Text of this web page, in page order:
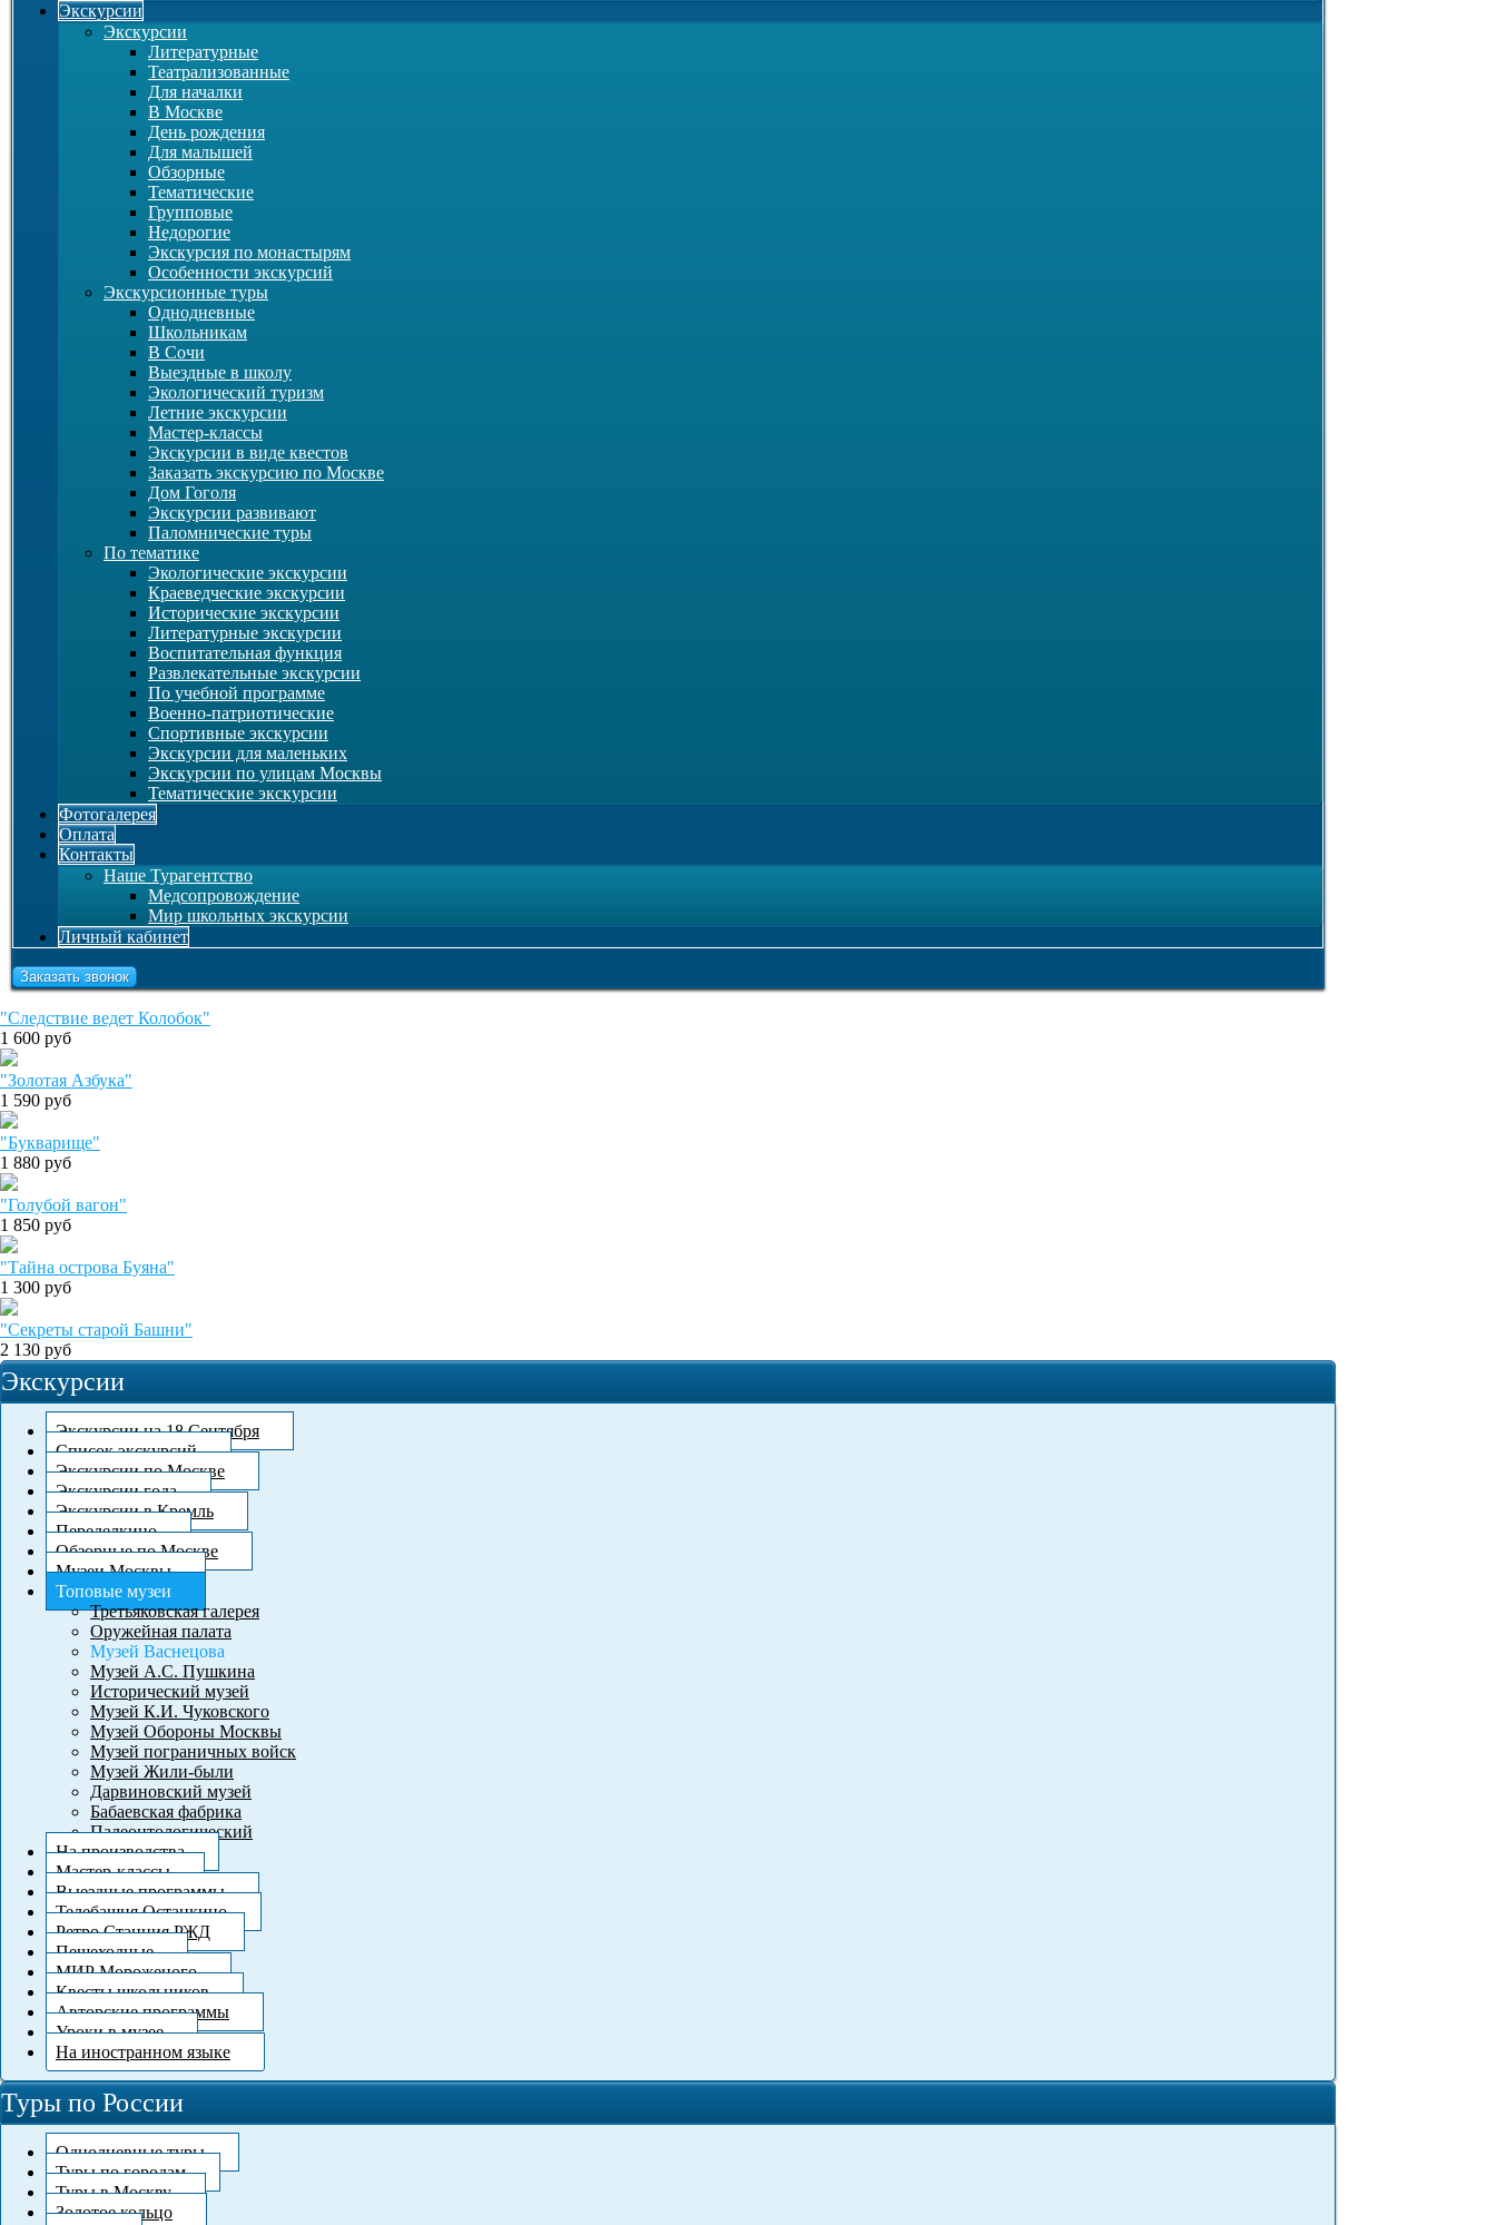
Экскурсии
Экскурсии
Литературные
Театрализованные
Для началки
В Москве
День рождения
Для малышей
Обзорные
Тематические
Групповые
Недорогие
Экскурсия по монастырям
Особенности экскурсий
Экскурсионные туры
Однодневные
Школьникам
В Сочи
Выездные в школу
Экологический туризм
Летние экскурсии
Мастер-классы
Экскурсии в виде квестов
Заказать экскурсию по Москве
Дом Гоголя
Экскурсии развивают
Паломнические туры
По тематике
Экологические экскурсии
Краеведческие экскурсии
Исторические экскурсии
Литературные экскурсии
Воспитательная функция
Развлекательные экскурсии
По учебной программе
Военно-патриотические
Спортивные экскурсии
Экскурсии для маленьких
Экскурсии по улицам Москвы
Тематические экскурсии
Фотогалерея
Оплата
Контакты
Наше Турагентство
Медсопровождение
Мир школьных экскурсии
Личный кабинет
Заказать звонок
"Следствие ведет Колобок"
1 600 руб
"Золотая Азбука"
1 590 руб
"Букварище"
1 880 руб
"Голубой вагон"
1 850 руб
"Тайна острова Буяна"
1 300 руб
"Секреты старой Башни"
2 130 руб
Экскурсии
Экскурсии на 18 Сентября
Список экскурсий
Экскурсии по Москве
Экскурсии года
Экскурсии в Кремль
Переделкино
Обзорные по Москве
Музеи Москвы
Топовые музеи
Третьяковская галерея
Оружейная палата
Музей Васнецова
Музей А.С. Пушкина
Исторический музей
Музей К.И. Чуковского
Музей Обороны Москвы
Музей пограничных войск
Музей Жили-были
Дарвиновский музей
Бабаевская фабрика
Палеонтологический
На производства
Мастер-классы
Выездные программы
Телебашня Останкино
Ретро Станция РЖД
Пешеходные
МИР Мороженого
Квесты школьников
Авторские программы
Уроки в музее
На иностранном языке
Туры по России
Однодневные туры
Туры по городам
Туры в Москву
Золотое кольцо